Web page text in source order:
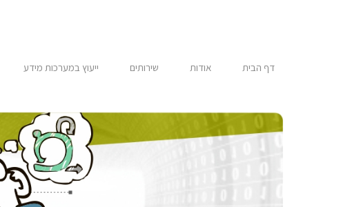
דף הבית אודות שירותים ייעוץ במערכות מידע